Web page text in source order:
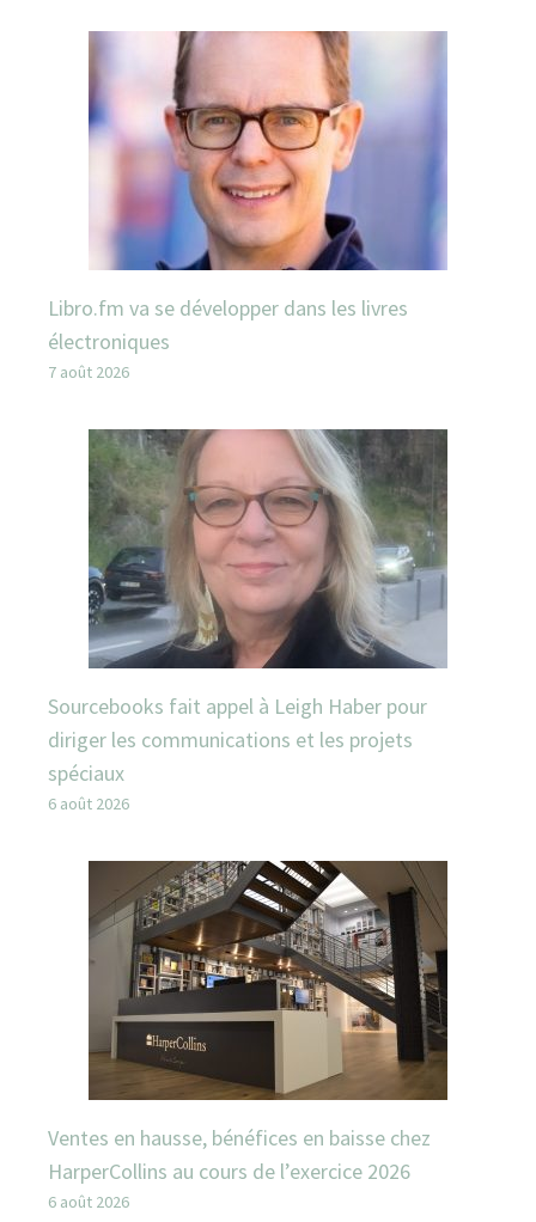
Libro.fm va se développer dans les livres
électroniques
7 août 2026
Sourcebooks fait appel à Leigh Haber pour
diriger les communications et les projets
spéciaux
6 août 2026
Ventes en hausse, bénéfices en baisse chez
HarperCollins au cours de l’exercice 2026
6 août 2026